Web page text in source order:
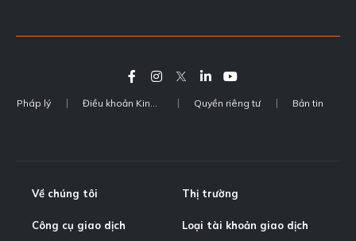
Pháp lý Quyền riêng tư Bản tin
Về chúng tôi Thị trường
Công cụ giao dịch Loại tài khoản giao dịch